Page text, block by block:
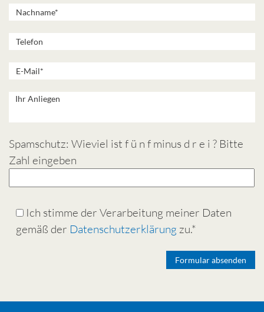
Spamschutz: Wieviel ist f ü n f minus d r e i ? Bitte
Zahl eingeben
Ich stimme der Verarbeitung meiner Daten
gemäß der Datenschutzerklärung zu.*